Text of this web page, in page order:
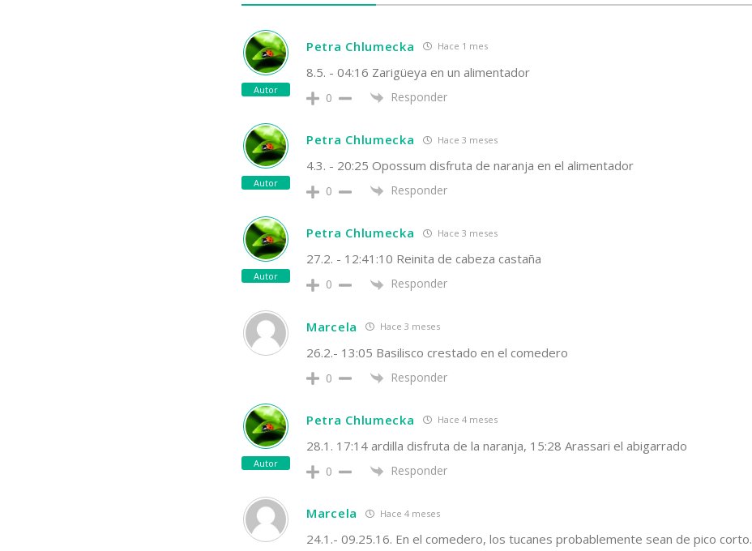
Autor
Petra Chlumecka Hace 1 mes
8.5. - 04:16 Zarigüeya en un alimentador
0 Responder
Autor
Petra Chlumecka Hace 3 meses
4.3. - 20:25 Opossum disfruta de naranja en el alimentador
0 Responder
Autor
Petra Chlumecka Hace 3 meses
27.2. - 12:41:10 Reinita de cabeza castaña
0 Responder
Marcela Hace 3 meses
26.2.- 13:05 Basilisco crestado en el comedero
0 Responder
Autor
Petra Chlumecka Hace 4 meses
28.1. 17:14 ardilla disfruta de la naranja, 15:28 Arassari el abigarrado
0 Responder
Marcela Hace 4 meses
24.1.- 09.25.16. En el comedero, los tucanes probablemente sean de pico corto.